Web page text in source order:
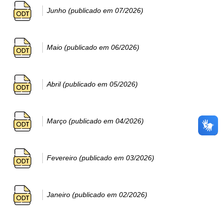
Junho (publicado em 07/2026)
Maio (publicado em 06/2026)
Abril (publicado em 05/2026)
Março (publicado em 04/2026)
Fevereiro (publicado em 03/2026)
Janeiro (publicado em 02/2026)